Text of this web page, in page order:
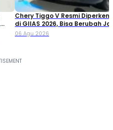
Chery Tiggo V Resmi
di GIIAS 2026, Bisa Berubah
Double Cabin
06 Agu 2026